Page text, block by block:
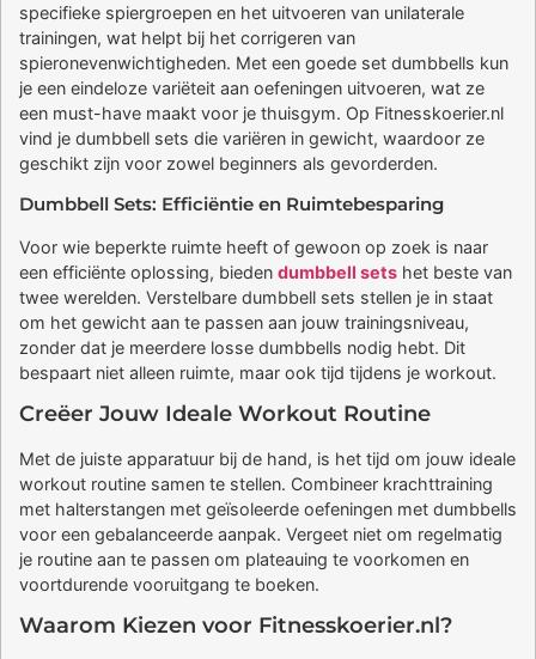
specifieke spiergroepen en het uitvoeren van unilaterale
trainingen, wat helpt bij het corrigeren van
spieronevenwichtigheden. Met een goede set dumbbells kun
je een eindeloze variëteit aan oefeningen uitvoeren, wat ze
een must-have maakt voor je thuisgym. Op Fitnesskoerier.nl
vind je dumbbell sets die variëren in gewicht, waardoor ze
geschikt zijn voor zowel beginners als gevorderden.
Dumbbell Sets: Efficiëntie en Ruimtebesparing
Voor wie beperkte ruimte heeft of gewoon op zoek is naar
een efficiënte oplossing, bieden dumbbell sets het beste van
twee werelden. Verstelbare dumbbell sets stellen je in staat
om het gewicht aan te passen aan jouw trainingsniveau,
zonder dat je meerdere losse dumbbells nodig hebt. Dit
bespaart niet alleen ruimte, maar ook tijd tijdens je workout.
Creëer Jouw Ideale Workout Routine
Met de juiste apparatuur bij de hand, is het tijd om jouw ideale
workout routine samen te stellen. Combineer krachttraining
met halterstangen met geïsoleerde oefeningen met dumbbells
voor een gebalanceerde aanpak. Vergeet niet om regelmatig
je routine aan te passen om plateauing te voorkomen en
voortdurende vooruitgang te boeken.
Waarom Kiezen voor Fitnesskoerier.nl?